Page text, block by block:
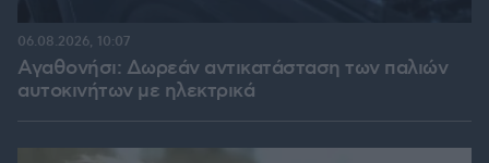
Αγαθονήσι: Δωρεάν αντικατάσταση των παλιών
αυτοκινήτων με ηλεκτρικά
06.08.2026, 10:07